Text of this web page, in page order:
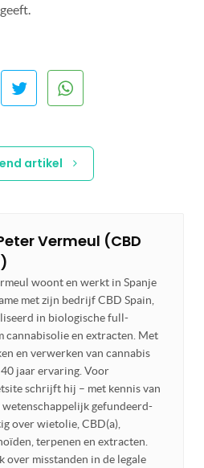
artikel
Vermeul (CBD
woont en werkt in Spanje
met zijn bedrijf CBD Spain,
in biologische full-
cannabisolie en extracten. Met
en verwerken van cannabis
jaar ervaring. Voor
schrijft hij – met kennis van
wetenschappelijk gefundeerd-
over wietolie, CBD(a),
terpenen en extracten.
over misstanden in de legale